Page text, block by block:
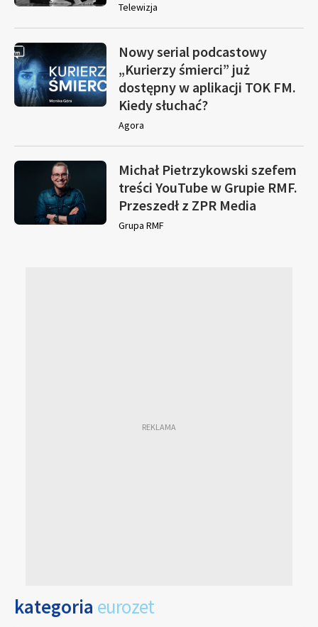
Telewizja
Nowy serial podcastowy
„Kurierzy śmierci” już
dostępny w aplikacji TOK FM.
Kiedy słuchać?
Agora
Michał Pietrzykowski szefem
treści YouTube w Grupie RMF.
Przeszedł z ZPR Media
Grupa RMF
kategoria eurozet